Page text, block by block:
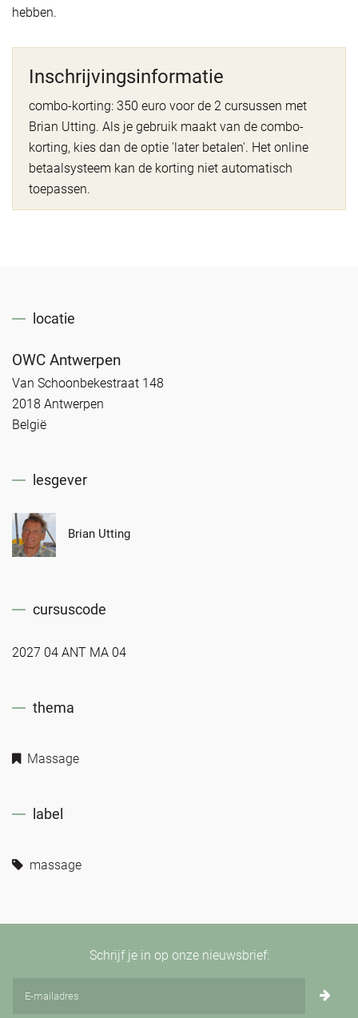
hebben.
Inschrijvingsinformatie
combo-korting: 350 euro voor de 2 cursussen met
Brian Utting. Als je gebruik maakt van de combo-
korting, kies dan de optie 'later betalen'. Het online
betaalsysteem kan de korting niet automatisch
toepassen.
locatie
OWC Antwerpen
Van Schoonbekestraat 148
2018 Antwerpen
België
lesgever
Brian Utting
cursuscode
2027 04 ANT MA 04
thema
Massage
label
massage
Schrijf je in op onze nieuwsbrief: